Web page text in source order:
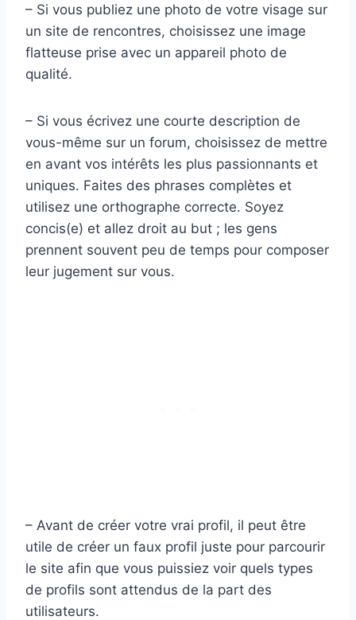
– Si vous publiez une photo de votre visage sur
un site de rencontres, choisissez une image
flatteuse prise avec un appareil photo de
qualité.
– Si vous écrivez une courte description de
vous-même sur un forum, choisissez de mettre
en avant vos intérêts les plus passionnants et
uniques. Faites des phrases complètes et
utilisez une orthographe correcte. Soyez
concis(e) et allez droit au but ; les gens
prennent souvent peu de temps pour composer
leur jugement sur vous.
– Avant de créer votre vrai profil, il peut être
utile de créer un faux profil juste pour parcourir
le site afin que vous puissiez voir quels types
de profils sont attendus de la part des
utilisateurs.